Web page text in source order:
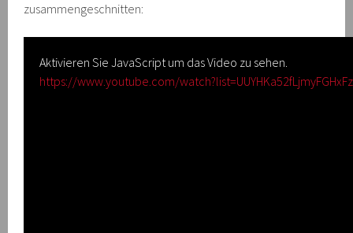
zusammengeschnitten:
Aktivieren Sie JavaScript um das Video zu sehen.
https://www.youtube.com/